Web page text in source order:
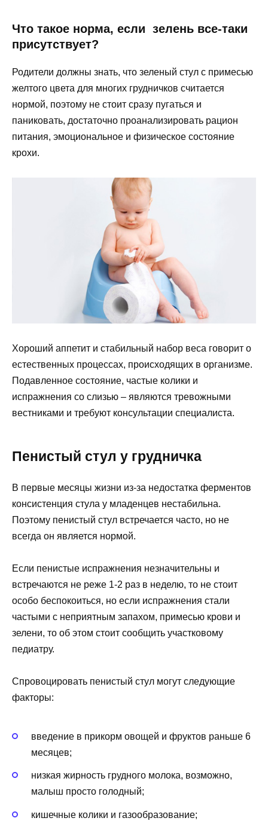
Что такое норма, если зелень все-таки
присутствует?
Родители должны знать, что зеленый стул с примесью
желтого цвета для многих грудничков считается
нормой, поэтому не стоит сразу пугаться и
паниковать, достаточно проанализировать рацион
питания, эмоциональное и физическое состояние
крохи.
Хороший аппетит и стабильный набор веса говорит о
естественных процессах, происходящих в организме.
Подавленное состояние, частые колики и
испражнения со слизью – являются тревожными
вестниками и требуют консультации специалиста.
Пенистый стул у грудничка
В первые месяцы жизни из-за недостатка ферментов
консистенция стула у младенцев нестабильна.
Поэтому пенистый стул встречается часто, но не
всегда он является нормой.
Если пенистые испражнения незначительны и
встречаются не реже 1-2 раз в неделю, то не стоит
особо беспокоиться, но если испражнения стали
частыми с неприятным запахом, примесью крови и
зелени, то об этом стоит сообщить участковому
педиатру.
Спровоцировать пенистый стул могут следующие
факторы:
введение в прикорм овощей и фруктов раньше 6
месяцев;
низкая жирность грудного молока, возможно,
малыш просто голодный;
кишечные колики и газообразование;